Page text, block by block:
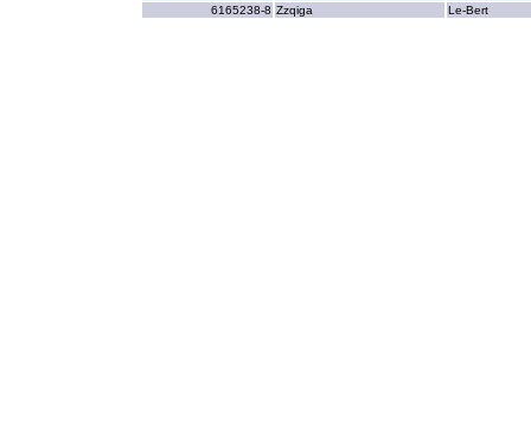
6165238-8 Zzqiga Le-Bert